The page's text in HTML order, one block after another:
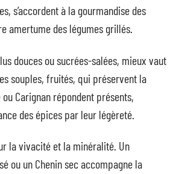
s’accordent à la gourmandise des
amertume des légumes grillés.
douces ou sucrées-salées, mieux vaut
souples, fruités, qui préservent la
Carignan répondent présents,
des épices par leur légèreté.
la vivacité et la minéralité. Un
ou un Chenin sec accompagne la